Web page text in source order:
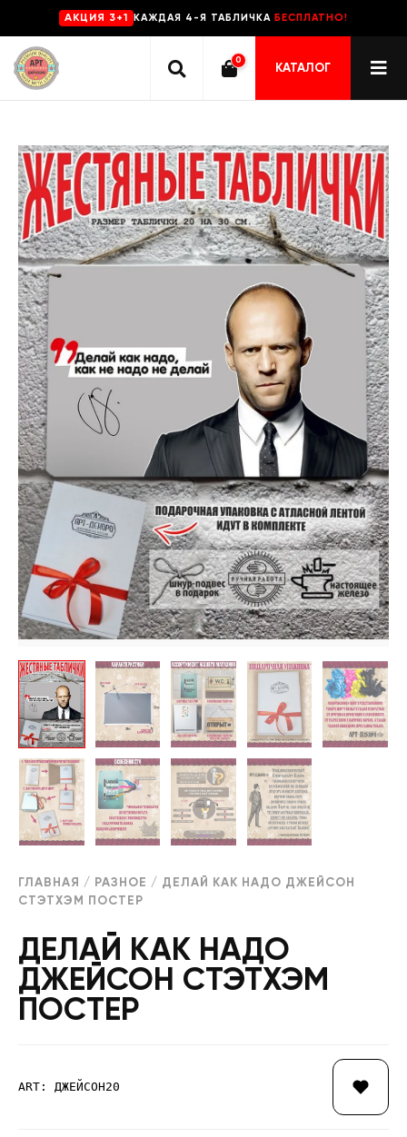
AKЦИЯ 3+1 КАЖДАЯ 4-Я ТАБЛИЧКА БЕСПЛАТНО!
0
КАТАЛОГ
ГЛАВНАЯ / РАЗНОЕ / ДЕЛАЙ КАК НАДО ДЖЕЙСОН
СТЭТХЭМ ПОСТЕР
ДЕЛАЙ КАК НАДО
ДЖЕЙСОН СТЭТХЭМ
ПОСТЕР
ART: ДЖЕЙСОН20